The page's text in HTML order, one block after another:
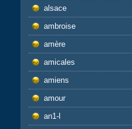
alsace
ambroise
amère
amicales
amiens
amour
an1-l